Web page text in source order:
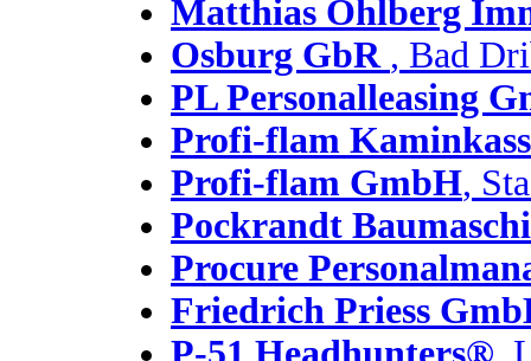
Matthias Ohlberg
Osburg GbR , Bad
PL Personalleasing
Profi-flam
Profi-flam GmbH,
Pockrandt
Procure
Friedrich Priess